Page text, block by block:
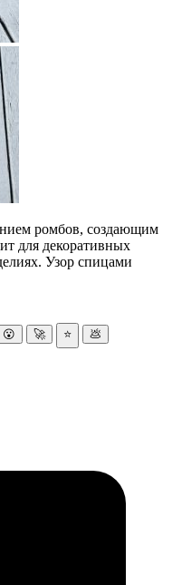
ромбов, создающим
для декоративных
Узор спицами
😮 🚀 ⭐ 💩